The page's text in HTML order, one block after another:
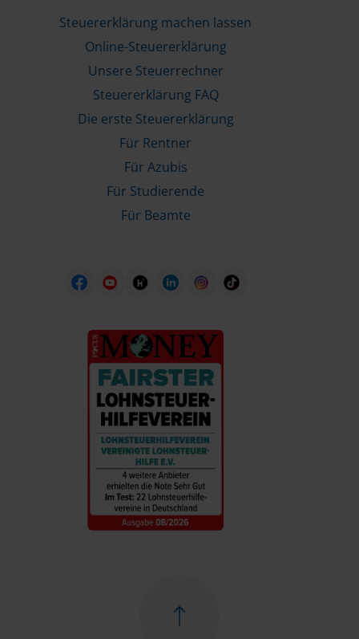
Steuererklärung machen lassen
Online-Steuererklärung
Unsere Steuerrechner
Steuererklärung FAQ
Die erste Steuererklärung
Für Rentner
Für Azubis
Für Studierende
Für Beamte